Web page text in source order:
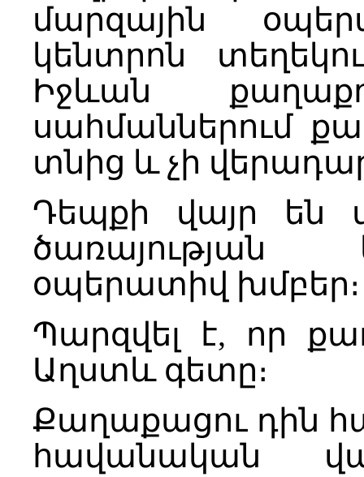
մարզային
կենտրոն
Իջևան
սահմաններում
տնից և չի
Դեպքի վայր են
ծառայության
օպերատիվ խմբեր։
Պարզվել է, որ
Աղստև գետը։
Քաղաքացու դին
հավանական